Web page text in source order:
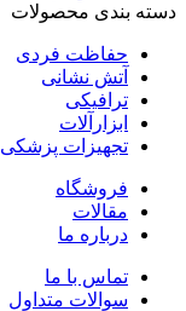
دسته بندی محصولات
حفاظت فردی
آتش نشانی
ترافیکی
ابزارآلات
تجهیزات پزشکی
فروشگاه
مقالات
درباره ما
تماس با ما
سوالات متداول